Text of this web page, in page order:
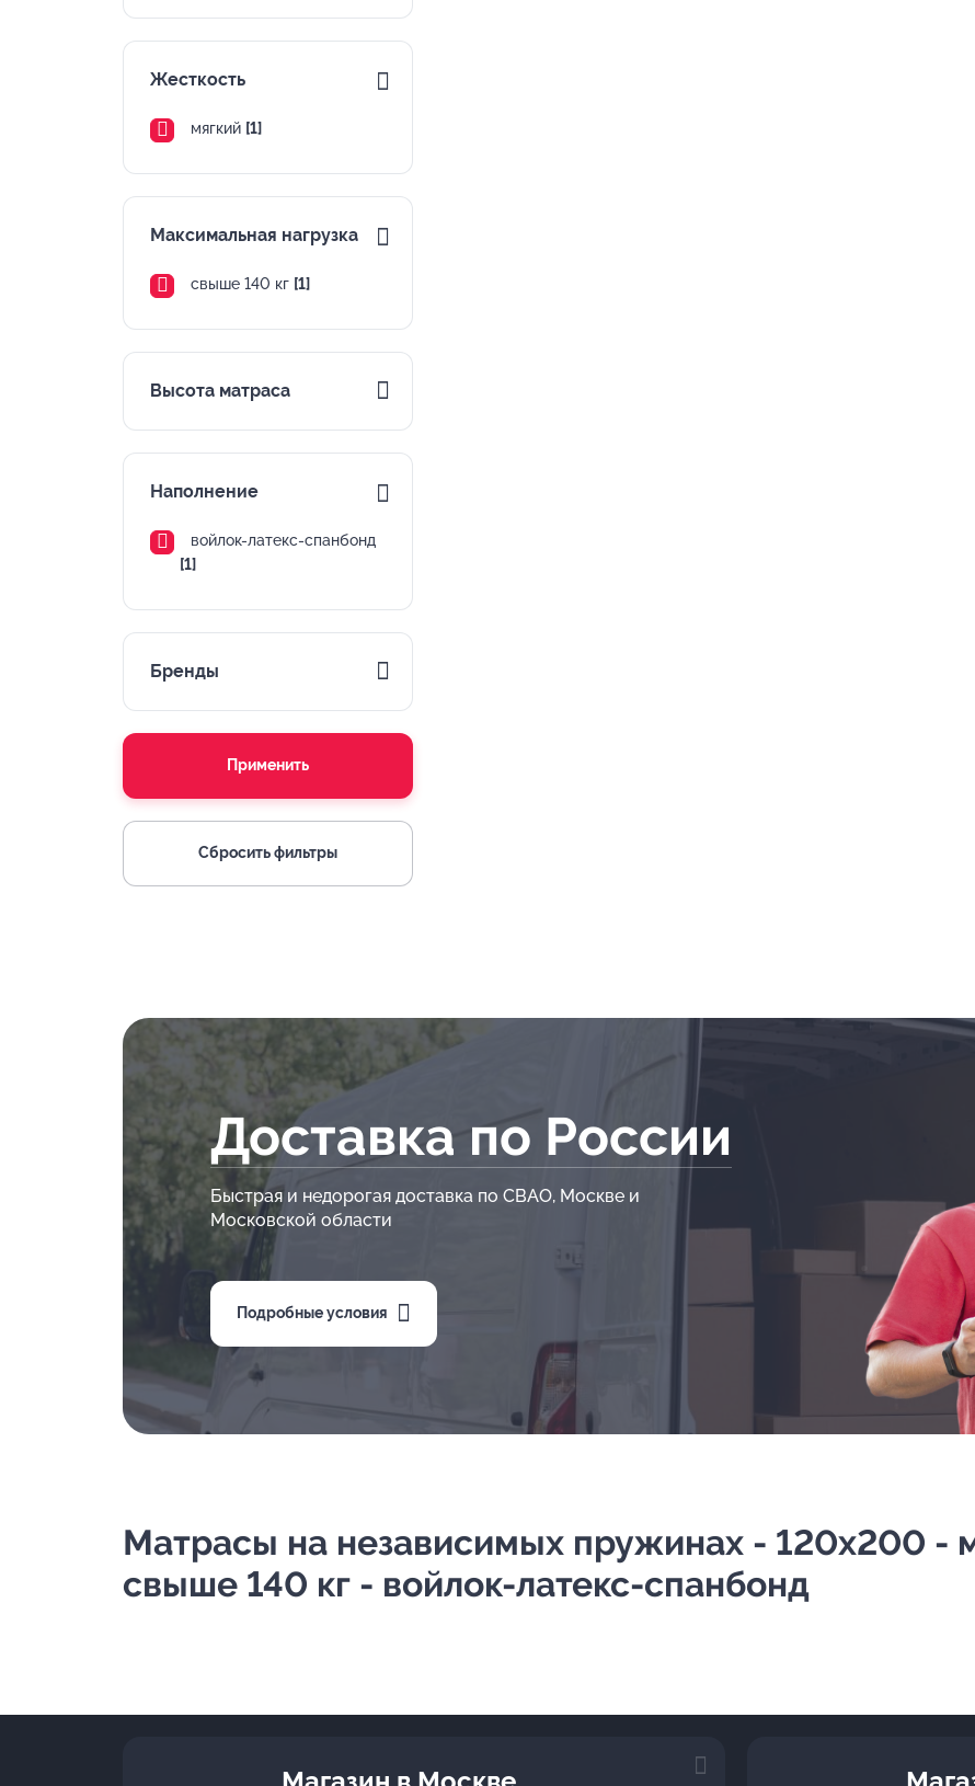
Жесткость
мягкий [1]
Максимальная нагрузка
свыше 140 кг [1]
Высота матраса
Наполнение
войлок-латекс-спанбонд
[1]
Бренды
Применить
Сбросить фильтры
Доставка по России
Быстрая и недорогая доставка по СВАО, Москве и
Московской области
Подробные условия
Матрасы на независимых пружинах - 120х200 -
свыше 140 кг - войлок-латекс-спанбонд